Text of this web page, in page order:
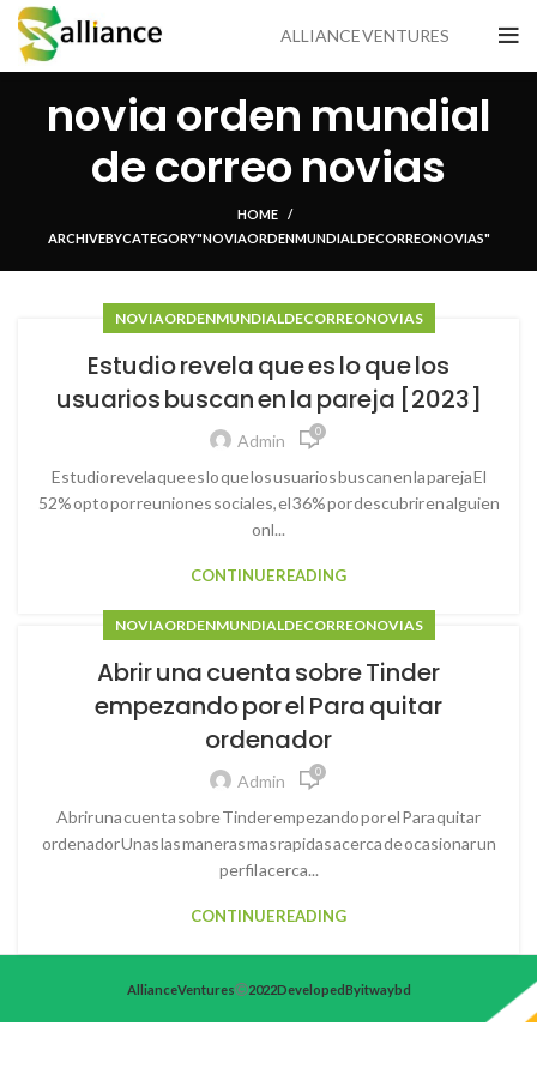
ALLIANCE VENTURES
novia orden mundial
de correo novias
HOME
ARCHIVE BY CATEGORY "NOVIA ORDEN MUNDIAL DE CORREO NOVIAS"
NOVIA ORDEN MUNDIAL DE CORREO NOVIAS
Estudio revela que es lo que los
usuarios buscan en la pareja [2023]
Admin 0
Estudio revela que es lo que los usuarios buscan en la pareja El
52% opto por reuniones sociales, el 36% por descubrir en alguien
onl...
CONTINUE READING
NOVIA ORDEN MUNDIAL DE CORREO NOVIAS
Abrir una cuenta sobre Tinder
empezando por el Para quitar
ordenador
Admin 0
Abrir una cuenta sobre Tinder empezando por el Para quitar
ordenador Unas las maneras mas rapidas acerca de ocasionar un
perfil acerca...
CONTINUE READING
Alliance Ventures 2022 Developed By itwaybd